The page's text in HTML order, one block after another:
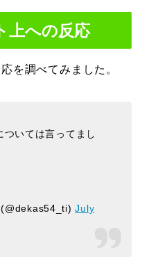
上への反応
を調べてみました。
いては言ってまし
(@dekas54_ti)July